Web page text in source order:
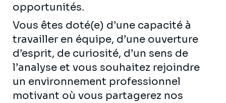
opportunités.
Vous êtes doté(e) d’une capacité à
travailler en équipe, d’une ouverture
d’esprit, de curiosité, d’un sens de
l’analyse et vous souhaitez rejoindre
un environnement professionnel
motivant où vous partagerez nos